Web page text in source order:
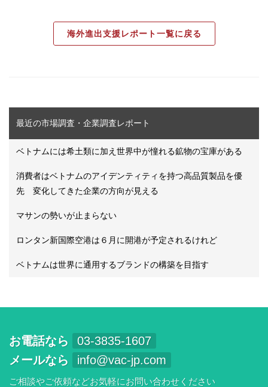
海外進出支援レポート一覧に戻る
最近の市場調査・企業調査レポート
ベトナムには希土類に加え世界中が憧れる鉱物の宝庫がある
消費者はベトナムのアイデンティティを持つ高品質製品を優
先 変化してきた企業の方向が見える
マサンの勢いが止まらない
ロンタン新国際空港は６月に開港が予定されるけれど
ベトナムは世界に通用するブランドの構築を目指す
お電話なら
03-3835-1607
メールなら
info@vac-jp.com
ご相談やご依頼などお気軽にお問い合わせください